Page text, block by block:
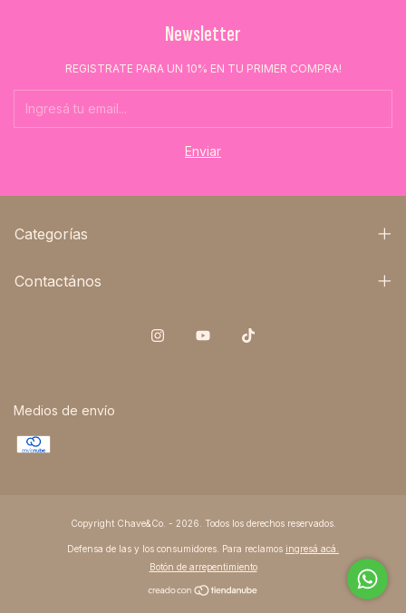
Newsletter
REGISTRATE PARA UN 10% EN TU PRIMER COMPRA!
Categorías
Contactános
Medios de envío
Copyright Chave&Co. - 2026. Todos los derechos reservados.
Defensa de las y los consumidores. Para reclamos ingresá acá.
Botón de arrepentimiento